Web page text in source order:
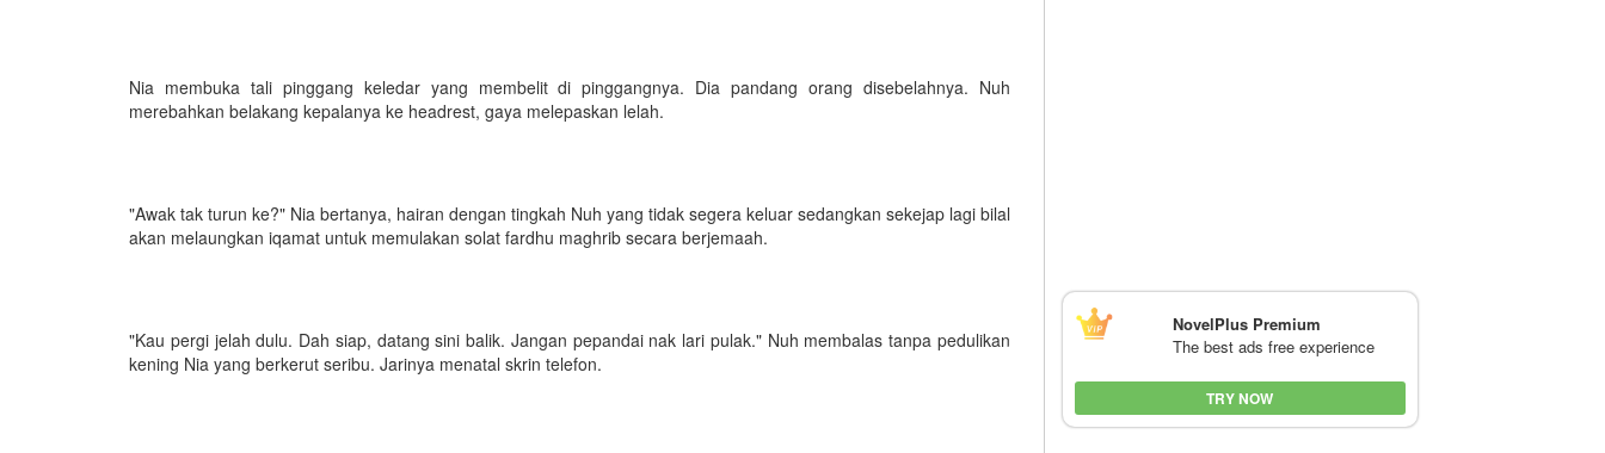
Nia membuka tali pinggang keledar yang membelit di pinggangnya. Dia pandang orang disebelahnya. Nuh
merebahkan belakang kepalanya ke headrest, gaya melepaskan lelah.
"Awak tak turun ke?" Nia bertanya, hairan dengan tingkah Nuh yang tidak segera keluar sedangkan sekejap lagi bilal
akan melaungkan iqamat untuk memulakan solat fardhu maghrib secara berjemaah.
"Kau pergi jelah dulu. Dah siap, datang sini balik. Jangan pepandai nak lari pulak." Nuh membalas tanpa pedulikan
kening Nia yang berkerut seribu. Jarinya menatal skrin telefon.
NovelPlus Premium
The best ads free experience
TRY NOW